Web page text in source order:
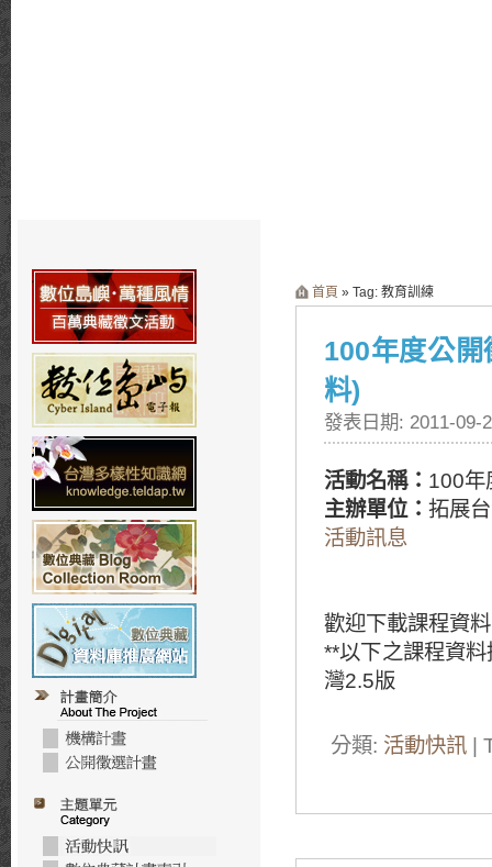
首頁 » Tag: 教育訓練
100年度公
料)
發表日期: 2011-09-
活動名稱： 100年
主辦單位： 拓展
活動訊息
歡迎下載課程資料
**以下之課程資
灣2.5版
分類: 活動快訊 |